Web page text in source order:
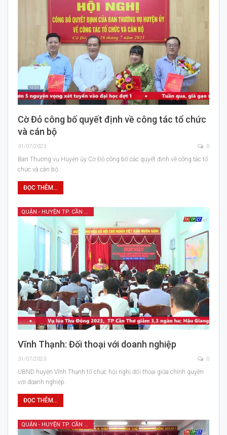
Cờ Đỏ công bố quyết định về công tác tổ chức
và cán bộ
31/07/2023 0
Ban Thường vụ Huyện ủy Cờ Đỏ công bố các quyết định về công tác tổ
chức và cán bộ.
ĐỌC THÊM...
Vĩnh Thạnh: Đối thoại với doanh nghiệp
31/07/2023 0
UBND huyện Vĩnh Thạnh tổ chức hội nghị đối thoại giữa chính quyền
với doanh nghiệp.
ĐỌC THÊM...
QUẬN - HUYỆN TP. CẦN THƠ